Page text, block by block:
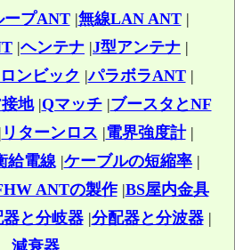
ープANT|無線LAN ANT|
|ヘンテナ |J型アンテナ |
ロンビック |パラボラANT|
地|Qマッチ|ブースタとNF
| リターンロス |電界強度計|
給電線|ケーブルの短縮率|
ANTの製作|BS屋内金具
と分岐器|分配器と分波器|
減衰器